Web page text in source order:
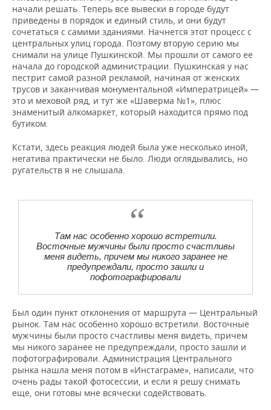
начали решать. Теперь все вывески в городе будут
приведены в порядок и единый стиль, и они будут
сочетаться с самими зданиями. Начнется этот процесс с
центральных улиц города. Поэтому вторую серию мы
снимали на улице Пушкинской. Мы прошли от самого ее
начала до городской администрации. Пушкинская у нас
пестрит самой разной рекламой, начиная от женских
трусов и заканчивая монументальной «Императрицей» —
это и меховой ряд, и тут же «Шаверма №1», плюс
знаменитый алкомаркет, который находится прямо под
бутиком.
Кстати, здесь реакция людей была уже несколько иной,
негатива практически не было. Люди оглядывались, но
ругательств я не слышала.
Там нас особенно хорошо встретили.
Восточные мужчины были просто счастливы
меня видеть, причем мы никого заранее не
предупреждали, просто зашли и
пофотографировали
Был один пункт отклонения от маршрута — Центральный
рынок. Там нас особенно хорошо встретили. Восточные
мужчины были просто счастливы меня видеть, причем
мы никого заранее не предупреждали, просто зашли и
пофотографировали. Администрация Центрального
рынка нашла меня потом в «Инстаграме», написали, что
очень рады такой фотосессии, и если я решу снимать
еще, они готовы мне всячески содействовать.